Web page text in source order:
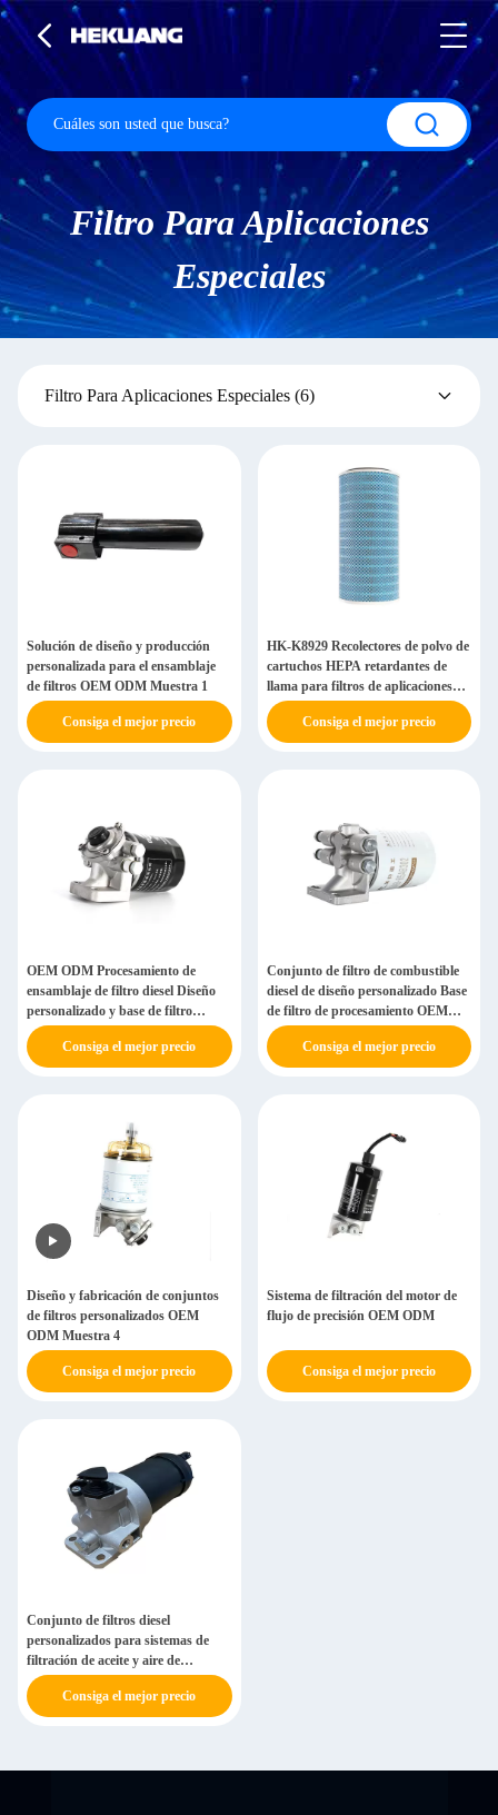
Filtro Para Aplicaciones
Especiales
Filtro Para Aplicaciones Especiales (6)
Solución de diseño y producción
personalizada para el ensamblaje
de filtros OEM ODM Muestra 1
Consiga el mejor precio
HK-K8929 Recolectores de polvo de
cartuchos HEPA retardantes de
llama para filtros de aplicaciones
especiales
Consiga el mejor precio
OEM ODM Procesamiento de
ensamblaje de filtro diesel Diseño
personalizado y base de filtro
Muestra 6
Consiga el mejor precio
Conjunto de filtro de combustible
diesel de diseño personalizado Base
de filtro de procesamiento OEM
Muestra 5
Consiga el mejor precio
Diseño y fabricación de conjuntos
de filtros personalizados OEM
ODM Muestra 4
Consiga el mejor precio
Sistema de filtración del motor de
flujo de precisión OEM ODM
Consiga el mejor precio
Conjunto de filtros diesel
personalizados para sistemas de
filtración de aceite y aire de
automóviles OEM ODM
Consiga el mejor precio